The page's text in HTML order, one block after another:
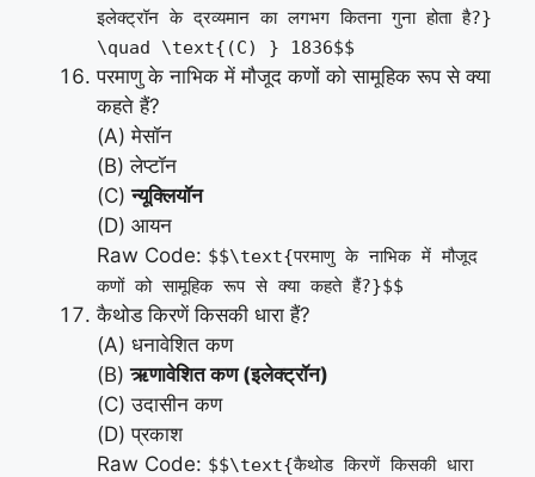
इलेक्ट्रॉन के द्रव्यमान का लगभग कितना गुना होता है?}
\quad \text{(C) } 1836$$
परमाणु के नाभिक में मौजूद कणों को सामूहिक रूप से क्या
कहते हैं?
(A) मेसॉन
(B) लेप्टॉन
(C)न्यूक्लियॉन
(D) आयन
Raw Code: $$\text{परमाणु के नाभिक में मौजूद
कणों को सामूहिक रूप से क्या कहते हैं?}$$
कैथोड किरणें किसकी धारा हैं?
(A) धनावेशित कण
(B)ऋणावेशित कण (इलेक्ट्रॉन)
(C) उदासीन कण
(D) प्रकाश
Raw Code: $$\text{कैथोड किरणें किसकी धारा